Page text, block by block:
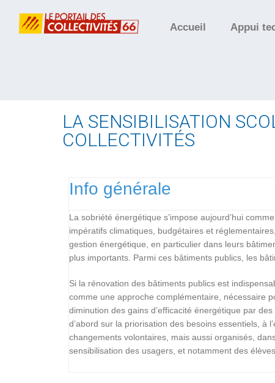
Accueil Appui
LA SENSIBILISATION
COLLECTIVITÉS
Info générale
La sobriété énergétique s’impose aujourd’hui
impératifs climatiques, budgétaires et
gestion énergétique, en particulier dans leurs
plus importants. Parmi ces bâtiments publics, les
Si la rénovation des bâtiments publics est
comme une approche complémentaire, nécessaire
diminution des gains d’efficacité énergétique par
d’abord sur la priorisation des besoins essentiels, à
changements volontaires, mais aussi organisés,
sensibilisation des usagers, et notamment des